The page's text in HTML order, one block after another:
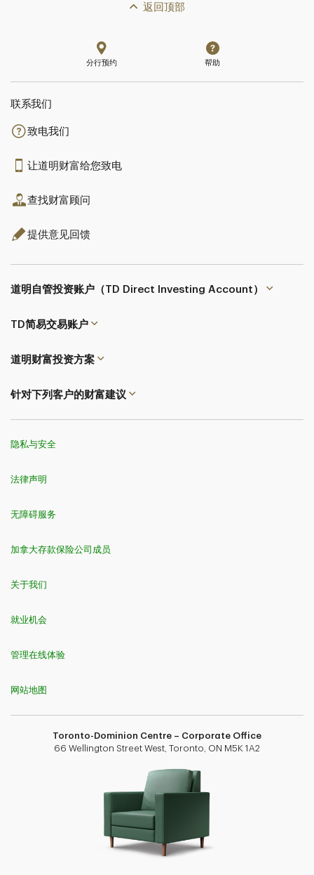
返回顶部
分行预约 帮助
联系我们​​​​​​​
致电我们
让道明财富给您致电
查找财富顾问
提供意见回馈
道明自管投资账户（TD Direct Investing Account）
TD简易交易账户
道明财富投资方案
针对下列客户的财富建议
隐私与安全
法律声明
无障碍服务
加拿大存款保险公司成员
关于我们
就业机会
管理在线体验
网站地图
Toronto-Dominion Centre – Corporate Office
66 Wellington Street West, Toronto, ON M5K 1A2